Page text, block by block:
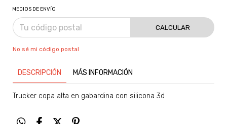
MEDIOS DE ENVÍO
CALCULAR
No sé mi código postal
DESCRIPCIÓN MÁS INFORMACIÓN
Trucker copa alta en gabardina con silicona 3d